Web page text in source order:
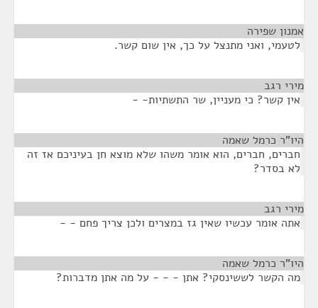
אמנון שפירה
לטעמי, ואני מתנצל על כך, אין שום קשר.
מירי רגב
אין קשר? כי מעניין, שר התשתיות- -
היו"ר כרמל שאמה
חברים, חברים, הוא אומר משהו שלא מוצא חן בעיניכם אז זה
לא בסדר?
מירי רגב
אתה אומר עכשיו שאין גז במצרים ולכן צריך פחם - -
היו"ר כרמל שאמה
מה הקשר לששינסקי? אתן - - - על מה אתן מדברות?